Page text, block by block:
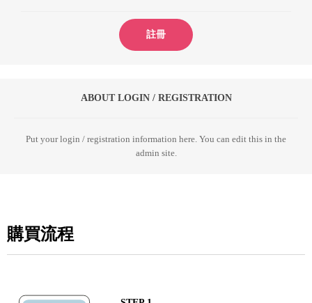
註冊
ABOUT LOGIN / REGISTRATION
Put your login / registration information here. You can edit this in the
admin site.
購買流程